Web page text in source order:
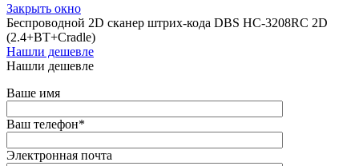
Закрыть окно
Беспроводной 2D сканер штрих-кода DBS HC-3208RC 2D
(2.4+BT+Cradle)
Нашли дешевле
Нашли дешевле
Ваше имя
Ваш телефон*
Электронная почта